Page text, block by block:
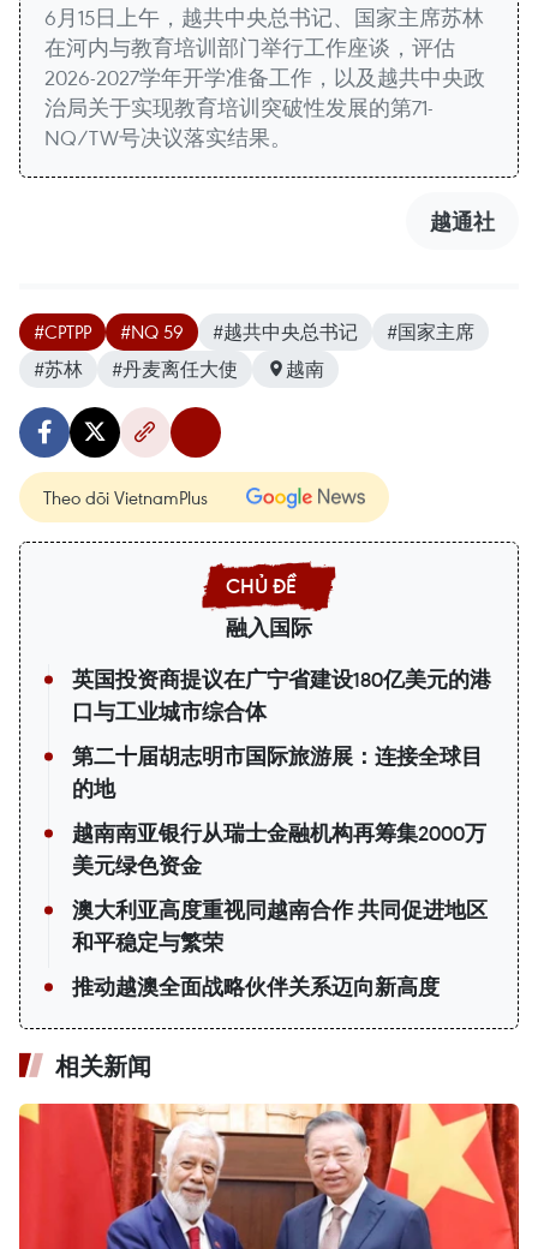
6月15日上午，越共中央总书记、国家主席苏林
在河内与教育培训部门举行工作座谈，评估
2026-2027学年开学准备工作，以及越共中央政
治局关于实现教育培训突破性发展的第71-
NQ/TW号决议落实结果。
越通社
#CPTPP #NQ 59 #越共中央总书记
#国家主席
#苏林
#丹麦离任大使 越南
Theo dõi VietnamPlus
融入国际
英国投资商提议在广宁省建设180亿美元的港
口与工业城市综合体
第二十届胡志明市国际旅游展：连接全球目
的地
越南南亚银行从瑞士金融机构再筹集2000万
美元绿色资金
澳大利亚高度重视同越南合作 共同促进地区
和平稳定与繁荣
推动越澳全面战略伙伴关系迈向新高度
相关新闻